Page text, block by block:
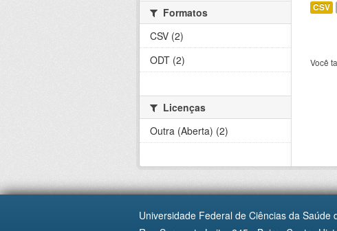
CSV
Você
Formatos
CSV (2)
ODT (2)
Licenças
Outra (Aberta) (2)
Universidade Federal de Ciências da Saúde